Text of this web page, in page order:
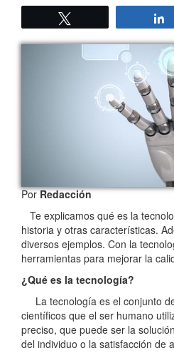
PorRedacción
Te explicamos qué es la
historia y otras características.
diversos ejemplos. Con la
herramientas para mejorar la
¿Qué es la tecnología?
La tecnología es el conjunto
científicos que el ser humano
preciso, que puede ser la
del individuo o la satisfacción de